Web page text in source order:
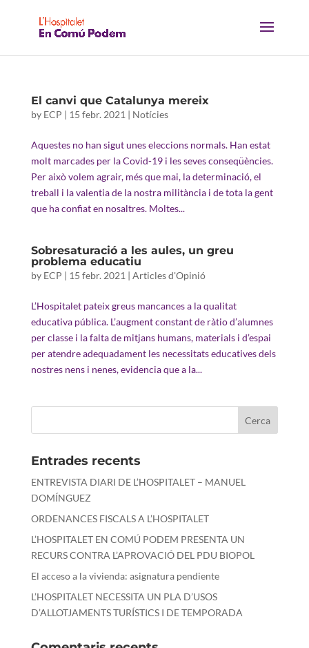
El canvi que Catalunya mereix
by ECP | 15 febr. 2021 | Notícies
Aquestes no han sigut unes eleccions normals. Han estat
molt marcades per la Covid-19 i les seves conseqüències.
Per això volem agrair, més que mai, la determinació, el
treball i la valentia de la nostra militància i de tota la gent
que ha confiat en nosaltres. Moltes...
Sobresaturació a les aules, un greu
problema educatiu
by ECP | 15 febr. 2021 | Articles d'Opinió
L’Hospitalet pateix greus mancances a la qualitat
educativa pública. L’augment constant de ràtio d’alumnes
per classe i la falta de mitjans humans, materials i d’espai
per atendre adequadament les necessitats educatives dels
nostres nens i nenes, evidencia que a la...
Entrades recents
ENTREVISTA DIARI DE L’HOSPITALET – MANUEL
DOMÍNGUEZ
ORDENANCES FISCALS A L’HOSPITALET
L’HOSPITALET EN COMÚ PODEM PRESENTA UN
RECURS CONTRA L’APROVACIÓ DEL PDU BIOPOL
El acceso a la vivienda: asignatura pendiente
L’HOSPITALET NECESSITA UN PLA D’USOS
D’ALLOTJAMENTS TURÍSTICS I DE TEMPORADA